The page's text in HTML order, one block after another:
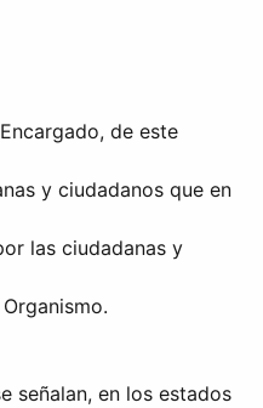
de este
y ciudadanos que en
las ciudadanas y
señalan, en los estados